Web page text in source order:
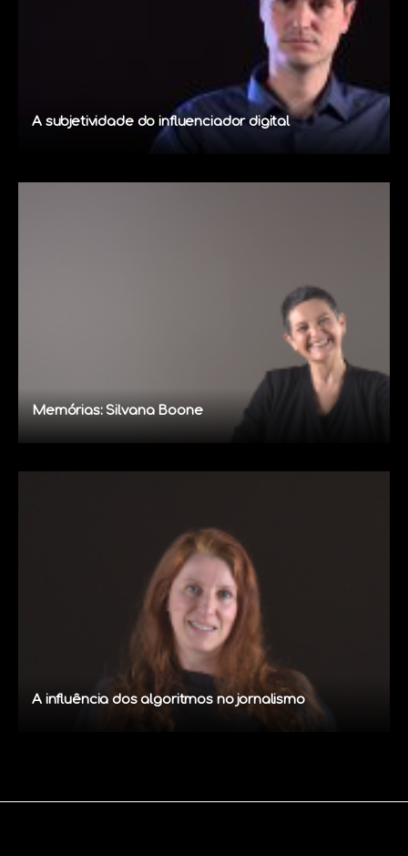
A subjetividade do influenciador digital
Memórias: Silvana Boone
A influência dos algoritmos no jornalismo